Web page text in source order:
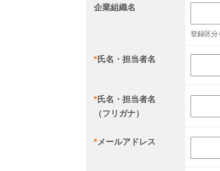
企業組織名
登録区分
*氏名・担当者名
*氏名・担当者名
（フリガナ）
*メールアドレス